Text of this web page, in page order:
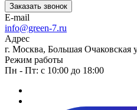
Заказать звонок
E-mail
info@green-7.ru
Адрес
г. Москва, Большая Очаковская
Режим работы
Пн - Пт: с 10:00 до 18:00